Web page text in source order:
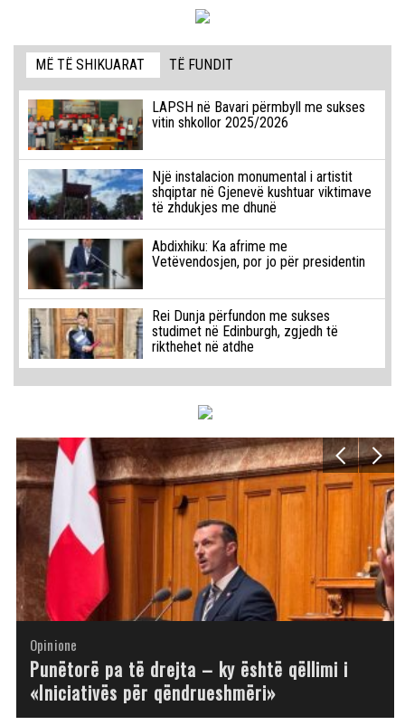
MË TË SHIKUARAT TË FUNDIT
LAPSH në Bavari përmbyll me sukses
vitin shkollor 2025/2026
Një instalacion monumental i artistit
shqiptar në Gjenevë kushtuar viktimave
të zhdukjes me dhunë
Abdixhiku: Ka afrime me
Vetëvendosjen, por jo për presidentin
Rei Dunja përfundon me sukses
studimet në Edinburgh, zgjedh të
rikthehet në atdhe
Opinione
Opinione
Punëtorë pa të drejta – ky është qëllimi i
«Iniciativës për qëndrueshmëri»
Opinione
Opinione
Opinione
Opinione
Opinione
Opinione